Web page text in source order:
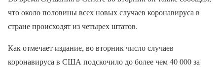
что около половины всех новых случаев коронавируса в
стране происходят из четырех штатов.
Как отмечает издание, во вторник число случаев
коронавируса в США подскочило до более чем 40 000 за